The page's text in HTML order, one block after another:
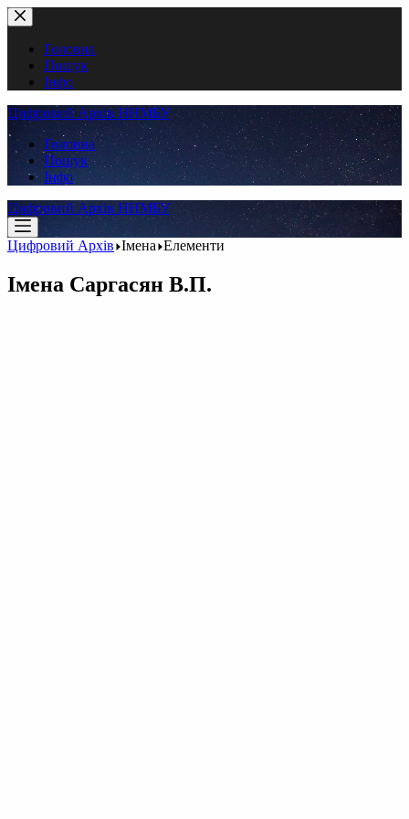
Перейти
до
вмістуГоловна
Пошук
Інфо
Цифровий Архів ННМБУ
Головна
Пошук
Інфо
Цифровий Архів ННМБУ
Цифровий Архів Імена Елементи
Імена Саргасян В.П.